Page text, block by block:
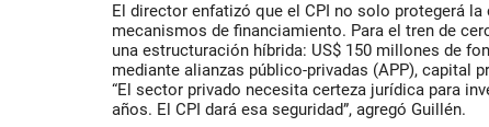
El director enfatizó que el CPI no solo protegerá
mecanismos de financiamiento. Para el tren de
una estructuración híbrida: US$ 150 millones de
mediante alianzas público-privadas (APP), capital
“El sector privado necesita certeza jurídica para
años. El CPI dará esa seguridad”, agregó Guillén.